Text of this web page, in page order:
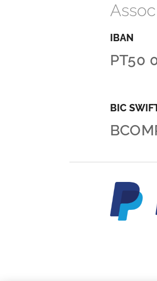
IBAN
PT50
BIC